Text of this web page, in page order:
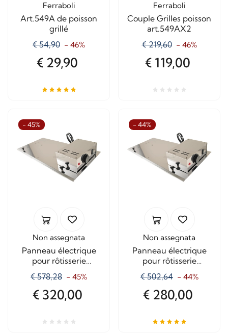
Ferraboli
Art.549A de poisson
grillé
€ 54,90 - 46%
€ 29,90
Ferraboli
Couple Grilles poisson
art.549AX2
€ 219,60 - 46%
€ 119,00
- 45%
Non assegnata
Panneau électrique
pour rôtisserie
Ferraboli Art. 548 / A
€ 578,28 - 45%
€ 320,00
- 44%
Non assegnata
Panneau électrique
pour rôtisserie
Ferraboli Art. 548
€ 502,64 - 44%
€ 280,00